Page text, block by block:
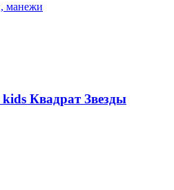
манежи
Квадрат Звезды